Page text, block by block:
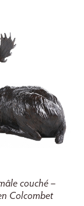
couché –
Colcombet